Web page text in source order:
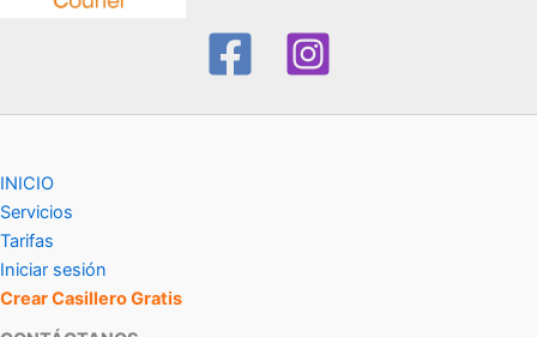
INICIO
Servicios
Tarifas
Iniciar sesión
Crear Casillero Gratis